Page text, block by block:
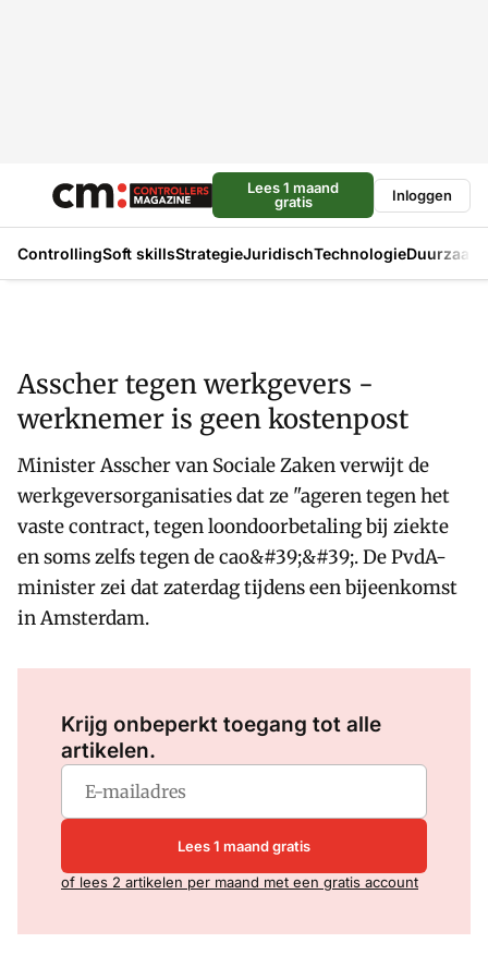
Lees 1 maand
gratis
Inloggen
ControllingSoft skillsStrategieJuridischTechnologie
Asscher tegen werkgevers -
werknemer is geen kostenpost
Minister Asscher van Sociale Zaken verwijt de
werkgeversorganisaties dat ze "ageren tegen het
vaste contract, tegen loondoorbetaling bij ziekte
en soms zelfs tegen de cao&#39;&#39;. De PvdA-
minister zei dat zaterdag tijdens een bijeenkomst
in Amsterdam.
Krijg onbeperkt toegang tot alle
artikelen.
Lees 1 maand gratis
of lees 2 artikelen per maand met een gratis account